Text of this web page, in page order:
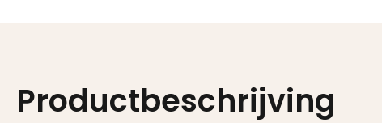
Productbeschrijving